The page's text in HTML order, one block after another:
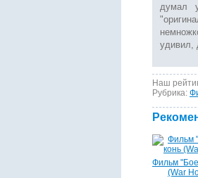
думал
удивил,
Наш
Рубрика:
Фильм
(War